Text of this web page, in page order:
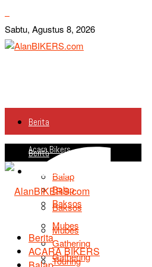
Sabtu, Agustus 8, 2026
Berita
Acara Bikers
Balap
Baksos
Mubes
Gathering
Berita
Acara Bikers
Balap
Baksos
Mubes
Gathering
Touring
Berita
ACARA BIKERS